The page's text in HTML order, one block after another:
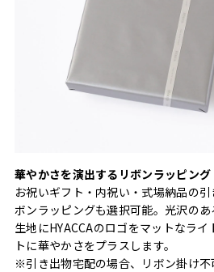
華やかさを演出するリボンラッピング
お祝いギフト・内祝い・式場納品の
ボンラッピングも選択可能。光沢の
生地にHYACCAのロゴをマットなラ
トに華やかさをプラスします。
※引き出物宅配の場合、リボン掛け不